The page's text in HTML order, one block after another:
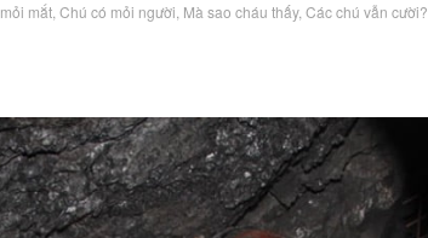
mỏi mắt, Chú có mỏi người, Mà sao cháu thấy, Các chú vẫn cười?